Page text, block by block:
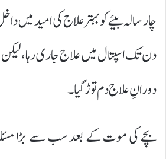
چار سالہ بیٹے کو بہتر علاج کی امید
دن تک اسپتال میں علاج جاری رہا،
دورانِ علاج دم توڑ گیا۔
بچے کی موت کے بعد سب سے بڑا